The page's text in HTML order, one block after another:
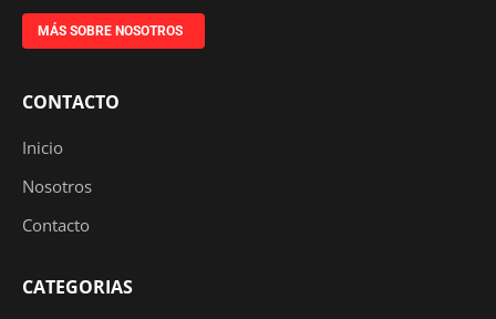
MÁS SOBRE NOSOTROS
CONTACTO
Inicio
Nosotros
Contacto
CATEGORIAS